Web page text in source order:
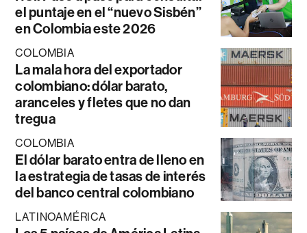
el puntaje en el “nuevo Sisbén”
en Colombia este 2026
COLOMBIA
La mala hora del exportador
colombiano: dólar barato,
aranceles y fletes que no dan
tregua
COLOMBIA
El dólar barato entra de lleno en
la estrategia de tasas de interés
del banco central colombiano
LATINOAMÉRICA